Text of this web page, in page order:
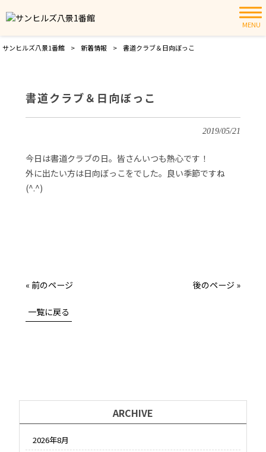
MENU
サンヒルズ八景1番館 > 新着情報 > 書道クラブ＆日向ぼっこ
書道クラブ＆日向ぼっこ
2019/05/21
今日は書道クラブの日。皆さんいつも熱心です！
外に出たい方は日向ぼっこをでした。良い季節ですね
(^.^)
« 前のページ 後のページ »
一覧に戻る
ARCHIVE
2026年8月